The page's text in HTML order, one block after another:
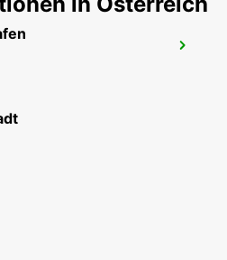
AFRICA